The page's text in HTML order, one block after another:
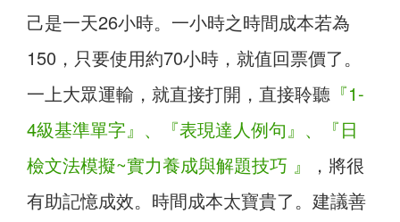
己是一天26小時。一小時之時間成本若為
150，只要使用約70小時，就值回票價了。
一上大眾運輸，就直接打開，直接聆聽 『1-
4級基準單字』、『表現達人例句』、『日
檢文法模擬~實力養成與解題技巧 』
，將很
有助記憶成效。時間成本太寶貴了。建議善